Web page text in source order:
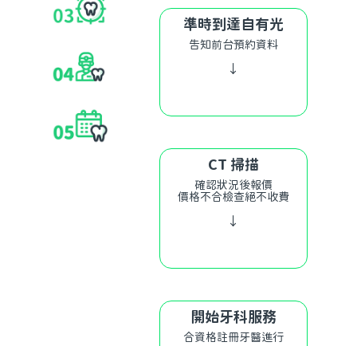
準時到達自有光
告知前台預約資料
↓
CT 掃描
確認狀況後報價
價格不合檢查絕不收費
↓
開始牙科服務
合資格註冊牙醫進行